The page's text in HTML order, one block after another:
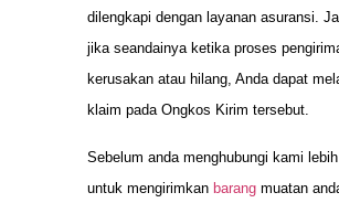
dilengkapi dengan layanan asuransi.
jika seandainya ketika proses
kerusakan atau hilang, Anda dapat
klaim pada Ongkos Kirim tersebut.
Sebelum anda menghubungi kami lebih
untuk mengirimkan barang muatan